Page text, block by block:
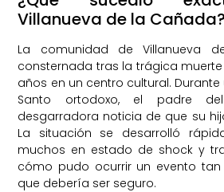
Villanueva de la Cañada?
La comunidad de Villanueva
consternada tras la trágica
años en un centro cultural.
Santo ortodoxo, el padre
desgarradora noticia de que su
La situación se desarrolló
muchos en estado de shock y
cómo pudo ocurrir un evento
que debería ser seguro.